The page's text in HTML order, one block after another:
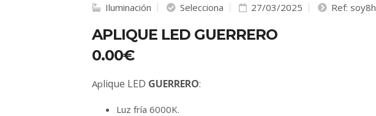
Iluminación Selecciona 27/03/2025 Ref: soy8h
APLIQUE LED GUERRERO
0.00€
Aplique LED GUERRERO:
Luz fría 6000K.